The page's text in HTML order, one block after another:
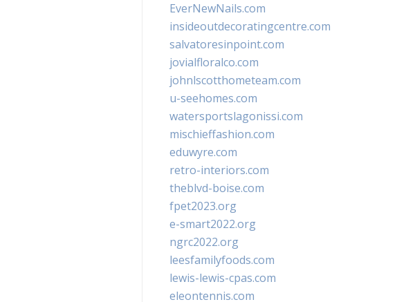
EverNewNails.com
insideoutdecoratingcentre.com
salvatoresinpoint.com
jovialfloralco.com
johnlscotthometeam.com
u-seehomes.com
watersportslagonissi.com
mischieffashion.com
eduwyre.com
retro-interiors.com
theblvd-boise.com
fpet2023.org
e-smart2022.org
ngrc2022.org
leesfamilyfoods.com
lewis-lewis-cpas.com
eleontennis.com